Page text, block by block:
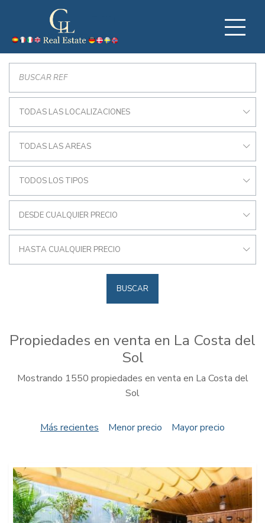
TODAS LAS LOCALIZACIONES
TODAS LAS AREAS
TODOS LOS TIPOS
DESDE CUALQUIER PRECIO
HASTA CUALQUIER PRECIO
BUSCAR
Propiedades en venta en La Costa del
Sol
Mostrando 1550 propiedades en venta en La Costa del
Sol
Más recientes Menor precio Mayor precio